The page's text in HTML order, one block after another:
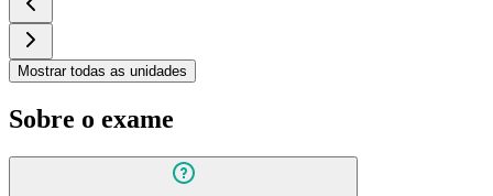
Mostrar todas as unidades
Sobre o exame